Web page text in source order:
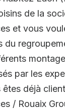
de la
et vous
du
par les
êtes déjà
/ Rouaix